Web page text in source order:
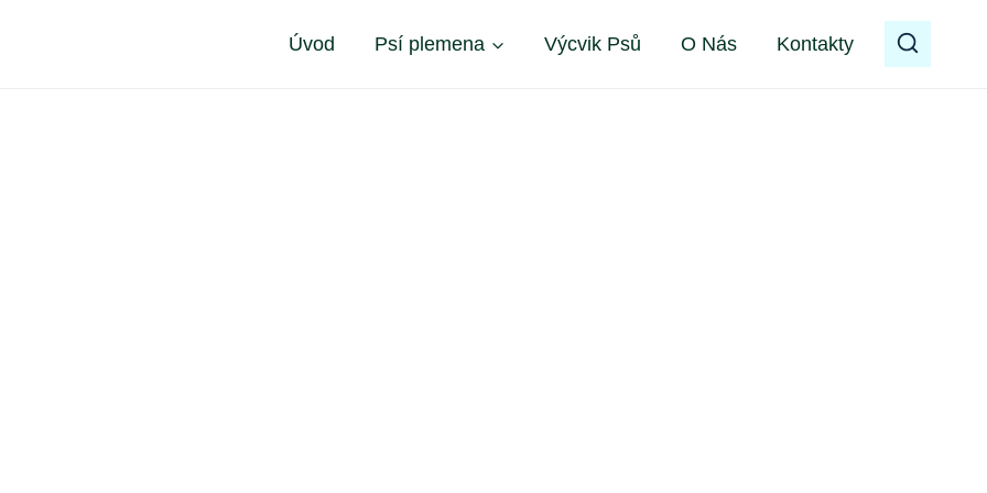
Úvod Psí plemena Výcvik Psů O Nás Kontakty